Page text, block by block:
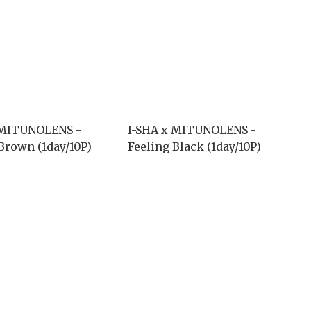
-
(1day/10P)
I-SHA x MITUNOLENS -
Feeling Black (1day/10P)